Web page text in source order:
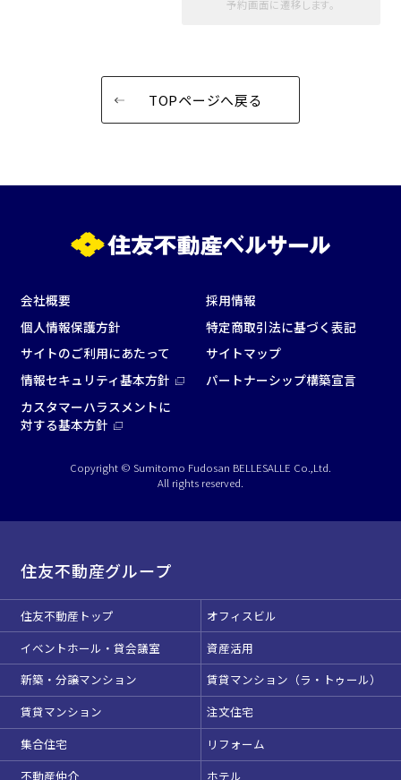
予約画面に遷移します。
TOPページへ戻る
会社概要
採用情報
個人情報保護方針
特定商取引法に基づく表記
サイトのご利用にあたって
サイトマップ
情報セキュリティ基本方針
パートナーシップ構築宣言
カスタマーハラスメントに
対する基本方針
Copyright © Sumitomo Fudosan BELLESALLE Co.,Ltd.
All rights reserved.
住友不動産グループ
住友不動産トップ
オフィスビル
イベントホール・貸会議室
資産活用
新築・分譲マンション
賃貸マンション（ラ・トゥール）
賃貸マンション
注文住宅
集合住宅
リフォーム
不動産仲介
ホテル